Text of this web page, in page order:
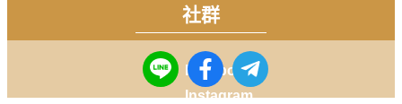
社群
Facebook
Instagram